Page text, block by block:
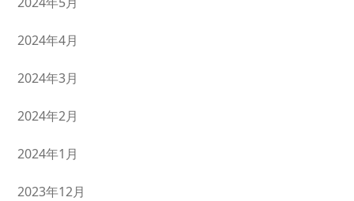
2024年4月
2024年3月
2024年2月
2024年1月
2023年12月